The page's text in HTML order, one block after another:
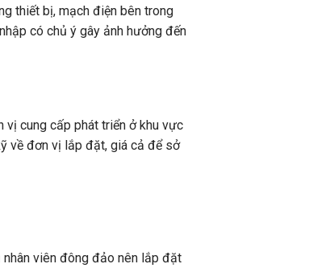
thiết bị, mạch điện bên trong
có chủ ý gây ảnh hưởng đến
vị cung cấp phát triển ở khu vực
về đơn vị lắp đặt, giá cả để sở
viên đông đảo nên lắp đặt